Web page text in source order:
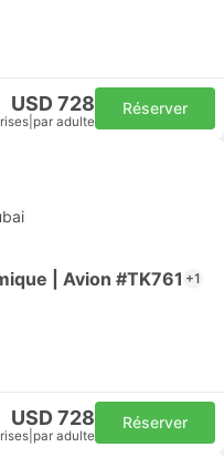
USD 728
par adulte
Réserver
| Avion #TK761 +1
USD 728
par adulte
Réserver